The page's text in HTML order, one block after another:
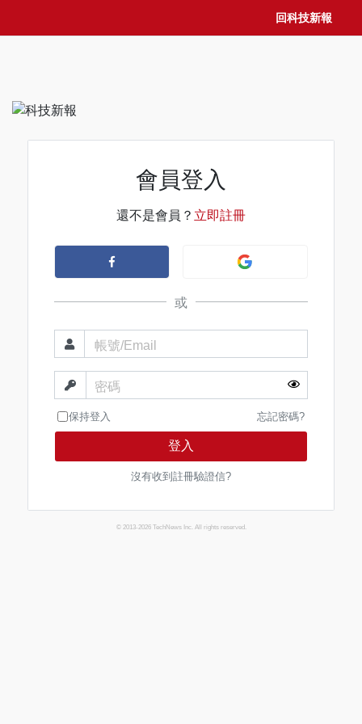
回科技新報
會員登入
還不是會員？ 立即註冊
或
帳號/Email
密碼
保持登入 忘記密碼?
登入
沒有收到註冊驗證信?
© 2013-2026 TechNews Inc. All rights reserved.